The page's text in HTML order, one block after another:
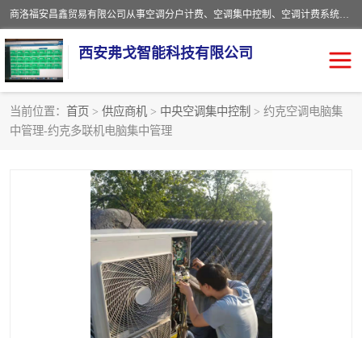
商洛福安昌鑫贸易有限公司从事空调分户计费、空调集中控制、空调计费系统、空调远程控制、中央空调分户计费、中央空调集中控制等产品的销售与安装。。语音控制，解放双手，让用户畅享安全、健康、便利、舒适、节能、愉悦的物联网智慧生活，我们竭诚为您提供住宅、别墅、公寓的智能家居化、智能办公化，智能酒店的解决方案。
西安弗戈智能科技有限公司
当前位置： 首页 > 供应商机 > 中央空调集中控制 > 约克空调电脑集
中管理-约克多联机电脑集中管理
中央空调集中控制
中央空调分户计费 空调远程控制
空调计费系统 空调分户计费
中央空调计费系统 空调分户计费系统